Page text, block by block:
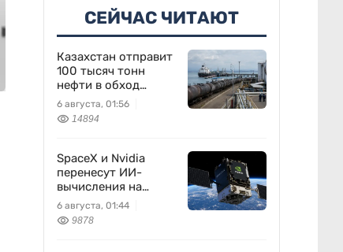
СЕЙЧАС ЧИТАЮТ
Казахстан отправит
100 тысяч тонн
нефти в обход
России
6 августа, 01:56
14894
SpaceX и Nvidia
перенесут ИИ-
вычисления на
орбиту
6 августа, 01:44
9878